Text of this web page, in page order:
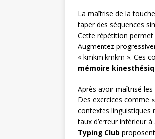
La maîtrise de la
taper des séquences
Cette répétition permet
Augmentez
« kmkm kmkm ». Ces
mémoire
Après avoir maîtrisé
Des exercices comme
contextes linguistiques
taux d’erreur inférieur
Typing Club